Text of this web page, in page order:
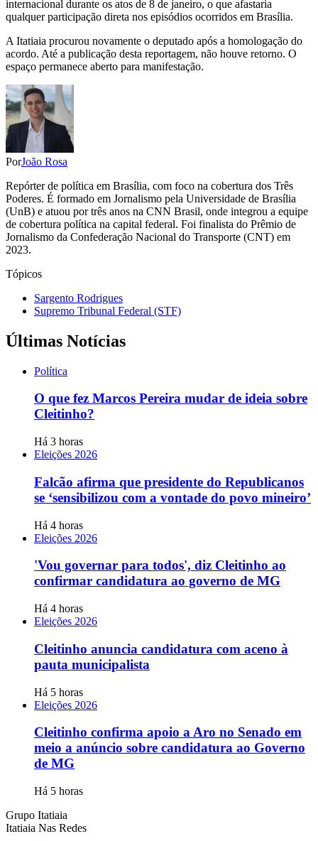
internacional durante os atos de 8 de janeiro, o que afastaria
qualquer participação direta nos episódios ocorridos em Brasília.
A Itatiaia procurou novamente o deputado após a homologação do
acordo. Até a publicação desta reportagem, não houve retorno. O
espaço permanece aberto para manifestação.
PorJoão Rosa
Repórter de política em Brasília, com foco na cobertura dos Três
Poderes. É formado em Jornalismo pela Universidade de Brasília
(UnB) e atuou por três anos na CNN Brasil, onde integrou a equipe
de cobertura política na capital federal. Foi finalista do Prêmio de
Jornalismo da Confederação Nacional do Transporte (CNT) em
2023.
Tópicos
Sargento Rodrigues
Supremo Tribunal Federal (STF)
Últimas Notícias
Política
O que fez Marcos Pereira mudar de ideia sobre
Cleitinho?
Há 3 horas
Eleições 2026
Falcão afirma que presidente do Republicanos
se ‘sensibilizou com a vontade do povo mineiro’
Há 4 horas
Eleições 2026
'Vou governar para todos', diz Cleitinho ao
confirmar candidatura ao governo de MG
Há 4 horas
Eleições 2026
Cleitinho anuncia candidatura com aceno à
pauta municipalista
Há 5 horas
Eleições 2026
Cleitinho confirma apoio a Aro no Senado em
meio a anúncio sobre candidatura ao Governo
de MG
Há 5 horas
Grupo Itatiaia
Itatiaia Nas Redes